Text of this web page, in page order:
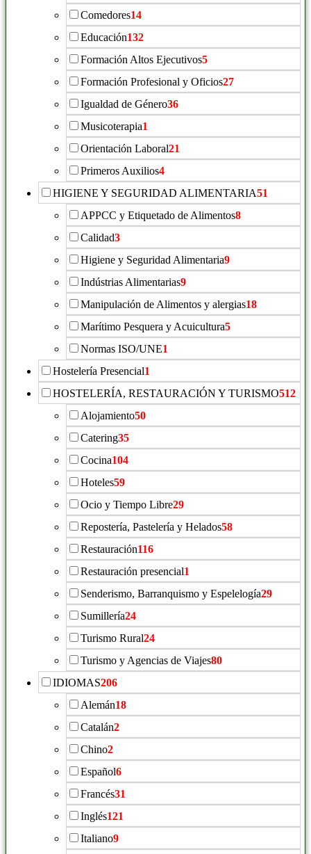
Comedores14
Educación132
Formación Altos Ejecutivos5
Formación Profesional y Oficios27
Igualdad de Género36
Musicoterapia1
Orientación Laboral21
Primeros Auxilios4
HIGIENE Y SEGURIDAD ALIMENTARIA51
APPCC y Etiquetado de Alimentos8
Calidad3
Higiene y Seguridad Alimentaria9
Indústrias Alimentarias9
Manipulación de Alimentos y alergias18
Marítimo Pesquera y Acuicultura5
Normas ISO/UNE1
Hostelería Presencial1
HOSTELERÍA, RESTAURACIÓN Y TURISMO512
Alojamiento50
Catering35
Cocina104
Hoteles59
Ocio y Tiempo Libre29
Repostería, Pastelería y Helados58
Restauración116
Restauración presencial1
Senderismo, Barranquismo y Espelelogía29
Sumillería24
Turismo Rural24
Turismo y Agencias de Viajes80
IDIOMAS206
Alemán18
Catalán2
Chino2
Español6
Francés31
Inglés121
Italiano9